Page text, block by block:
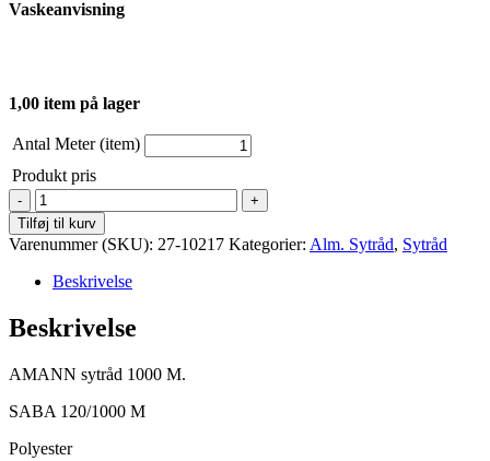
Vaskeanvisning
1,00 item på lager
Antal Meter (item)
Produkt pris
AMANN
Sytråd
-
1000
M
Mørke
Rød
Tilføj til kurv
Varenummer (SKU): 27-10217 Kategorier: Alm. Sytråd, Sytråd
Beskrivelse
Beskrivelse
AMANN sytråd 1000 M.
SABA 120/1000 M
Polyester